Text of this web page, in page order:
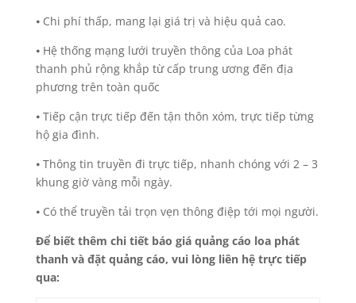
⦁ Chi phí thấp, mang lại giá trị và hiệu quả cao.
⦁ Hệ thống mạng lưới truyền thông của Loa phát
thanh phủ rộng khắp từ cấp trung ương đến địa
phương trên toàn quốc
⦁ Tiếp cận trực tiếp đến tận thôn xóm, trực tiếp từng
hộ gia đình.
⦁ Thông tin truyền đi trực tiếp, nhanh chóng với 2 – 3
khung giờ vàng mỗi ngày.
⦁ Có thể truyền tải trọn vẹn thông điệp tới mọi người.
Để biết thêm chi tiết báo giá quảng cáo loa phát
thanh và đặt quảng cáo, vui lòng liên hệ trực tiếp
qua: